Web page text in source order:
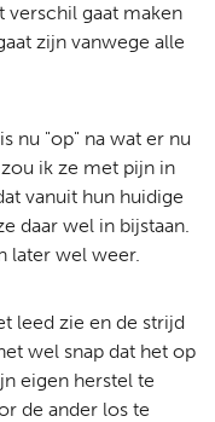
verschil gaat maken
zijn vanwege alle
nu "op" na wat er nu
ik ze met pijn in
vanuit hun huidige
daar wel in bijstaan.
later wel weer.
leed zie en de strijd
wel snap dat het op
eigen herstel te
de ander los te